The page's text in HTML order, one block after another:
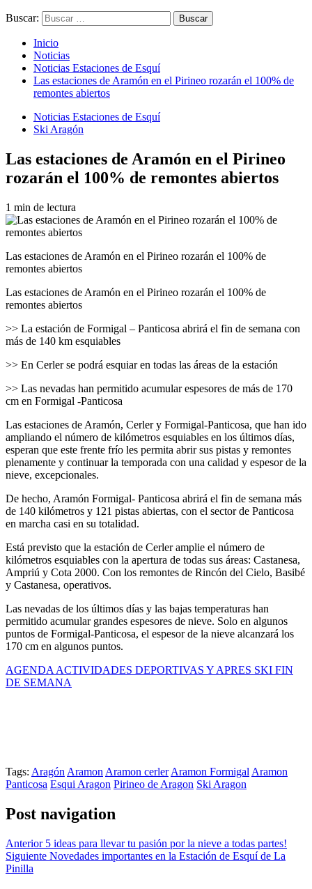
Buscar:
Inicio
Noticias
Noticias Estaciones de Esquí
Las estaciones de Aramón en el Pirineo rozarán el 100% de
remontes abiertos
Noticias Estaciones de Esquí
Ski Aragón
Las estaciones de Aramón en el Pirineo
rozarán el 100% de remontes abiertos
1 min de lectura
Las estaciones de Aramón en el Pirineo rozarán el 100% de
remontes abiertos
Las estaciones de Aramón en el Pirineo rozarán el 100% de
remontes abiertos
>> La estación de Formigal – Panticosa abrirá el fin de semana con
más de 140 km esquiables
>> En Cerler se podrá esquiar en todas las áreas de la estación
>> Las nevadas han permitido acumular espesores de más de 170
cm en Formigal -Panticosa
Las estaciones de Aramón, Cerler y Formigal-Panticosa, que han ido
ampliando el número de kilómetros esquiables en los últimos días,
esperan que este frente frío les permita abrir sus pistas y remontes
plenamente y continuar la temporada con una calidad y espesor de la
nieve, excepcionales.
De hecho, Aramón Formigal- Panticosa abrirá el fin de semana más
de 140 kilómetros y 121 pistas abiertas, con el sector de Panticosa
en marcha casi en su totalidad.
Está previsto que la estación de Cerler amplie el número de
kilómetros esquiables con la apertura de todas sus áreas: Castanesa,
Ampriú y Cota 2000. Con los remontes de Rincón del Cielo, Basibé
y Castanesa, operativos.
Las nevadas de los últimos días y las bajas temperaturas han
permitido acumular grandes espesores de nieve. Solo en algunos
puntos de Formigal-Panticosa, el espesor de la nieve alcanzará los
170 cm en algunos puntos.
AGENDA ACTIVIDADES DEPORTIVAS Y APRES SKI FIN
DE SEMANA
Tags: Aragón Aramon Aramon cerler Aramon Formigal Aramon
Panticosa Esqui Aragon Pirineo de Aragon Ski Aragon
Post navigation
Anterior5 ideas para llevar tu pasión por la nieve a todas partes!
Siguiente Novedades importantes en la Estación de Esquí de La
Pinilla